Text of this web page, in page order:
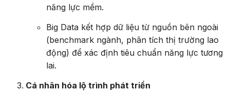
năng lực mềm.
Big Data kết hợp dữ liệu từ nguồn bên ngoài
(benchmark ngành, phân tích thị trường lao
động) để xác định tiêu chuẩn năng lực tương
lai.
Cá nhân hóa lộ trình phát triển